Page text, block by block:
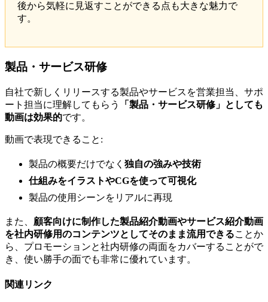
後から気軽に見返すことができる点も大きな魅力で
す。
製品・サービス研修
自社で新しくリリースする製品やサービスを営業担当、サポ
ート担当に理解してもらう
「製品・サービス研修」としても
動画は効果的です。
動画で表現できること:
製品の概要だけでなく 独自の強みや技術
仕組みをイラストやCGを使って可視化
製品の使用シーンをリアルに再現
また、 顧客向けに制作した製品紹介動画やサービス紹介動画
を社内研修用のコンテンツとしてそのまま流用できることか
ら、プロモーションと社内研修の両面をカバーすることがで
き、使い勝手の面でも非常に優れています。
関連リンク